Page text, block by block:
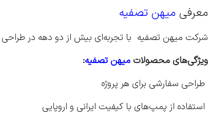
معرفی میهن تصفیه
شرکت میهن تصفیه با تجربه‌ای بیش از دو دهه در
ویژگی‌های محصولات میهن تصفیه:
طراحی سفارشی برای هر پروژه
استفاده از پمپ‌های با کیفیت ایرانی و اروپایی